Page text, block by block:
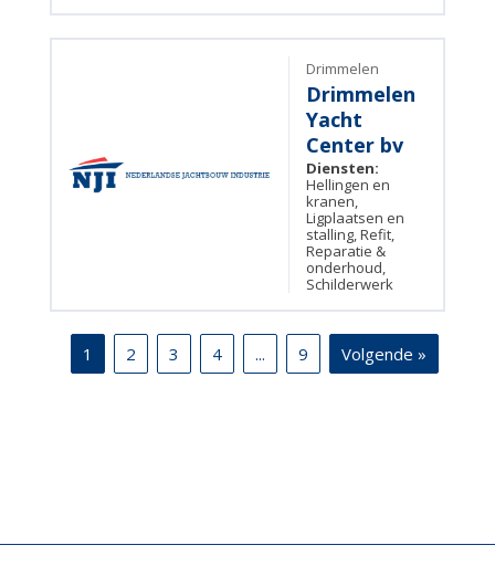
Drimmelen
Drimmelen
Yacht
Center bv
Diensten:
Hellingen en
kranen,
Ligplaatsen en
stalling, Refit,
Reparatie &
onderhoud,
Schilderwerk
1 2 3 4 ... 9 Volgende »